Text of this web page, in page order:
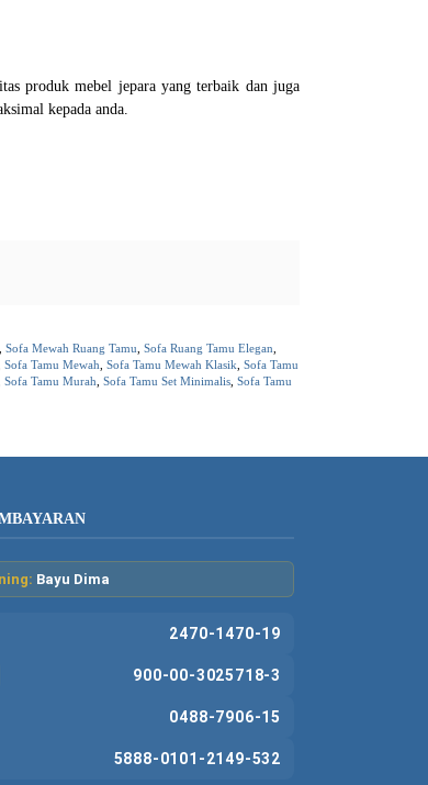
produk mebel jepara yang terbaik dan juga
kepada anda.
Sofa Mewah Ruang Tamu Sofa Ruang Tamu Elegan
Sofa Tamu Mewah Sofa Tamu Mewah Klasik Sofa Tamu
Sofa Tamu Murah Sofa Tamu Set Minimalis Sofa Tamu
Bayu Dima
2470-1470-19
900-00-3025718-3
0488-7906-15
5888-0101-2149-532